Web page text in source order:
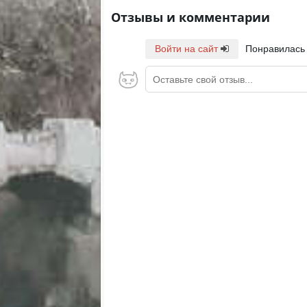
Отзывы и комментарии
Войти на сайт Понравилась
Оставьте свой отзыв...